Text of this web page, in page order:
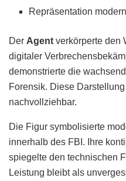
Repräsentation
Der Agent verkörperte den
digitaler
demonstrierte die
Forensik. Diese
nachvollziehbar.
Die Figur symbolisierte
innerhalb des FBI. Ihre
spiegelte den technischen
Leistung bleibt als